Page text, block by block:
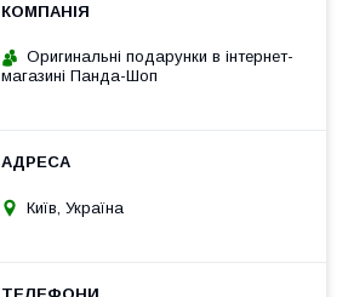
Оригинальні подарунки в інтернет-
магазині Панда-Шоп
Київ, Україна